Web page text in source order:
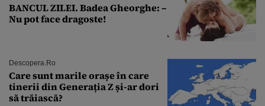
BANCUL ZILEI. Badea Gheorghe: –
Nu pot face dragoste!
Descopera.ro
Care sunt marile orașe în care
tinerii din Generația Z și-ar dori
să trăiască?